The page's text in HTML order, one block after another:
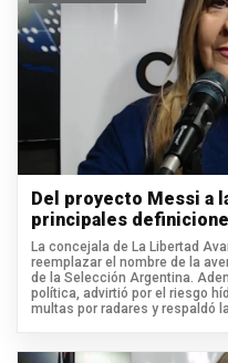
Del proyecto Messi a
principales
La concejala de La Libertad
reemplazar el nombre de la
de la Selección Argentina.
política, advirtió por el riesgo
multas por radares y respaldó